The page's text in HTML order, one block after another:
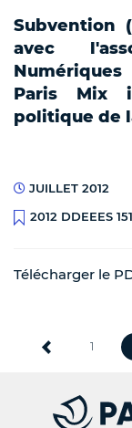
Subvention
avec
Paris Mix
politique de
JUILLET 2012
2012 DDEEES
Télécharger le
1